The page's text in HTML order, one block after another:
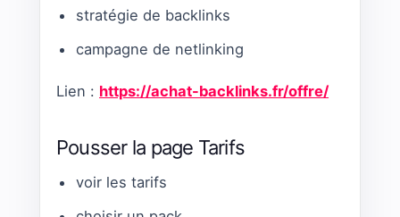
stratégie de backlinks
campagne de netlinking
Lien : https://achat-backlinks.fr/offre/
Pousser la page Tarifs
voir les tarifs